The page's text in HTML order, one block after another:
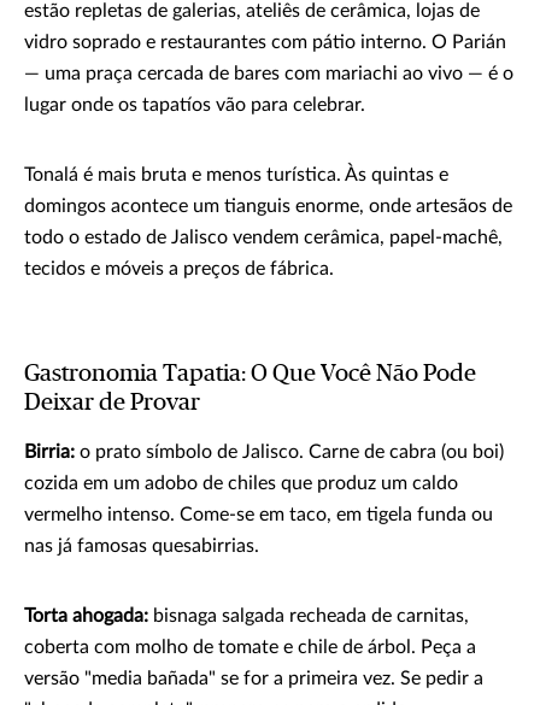
estão repletas de galerias, ateliês de cerâmica, lojas de
vidro soprado e restaurantes com pátio interno. O Parián
— uma praça cercada de bares com mariachi ao vivo — é o
lugar onde os tapatíos vão para celebrar.
Tonalá é mais bruta e menos turística. Às quintas e
domingos acontece um tianguis enorme, onde artesãos de
todo o estado de Jalisco vendem cerâmica, papel-machê,
tecidos e móveis a preços de fábrica.
Gastronomia Tapatia: O Que Você Não Pode
Deixar de Provar
Birria: o prato símbolo de Jalisco. Carne de cabra (ou boi)
cozida em um adobo de chiles que produz um caldo
vermelho intenso. Come-se em taco, em tigela funda ou
nas já famosas quesabirrias.
Torta ahogada: bisnaga salgada recheada de carnitas,
coberta com molho de tomate e chile de árbol. Peça a
versão "media bañada" se for a primeira vez. Se pedir a